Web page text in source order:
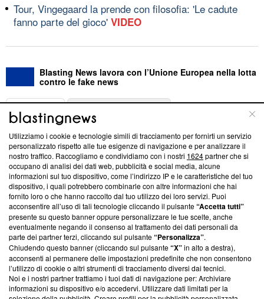
Tour, Vingegaard la prende con filosofia: 'Le cadute
fanno parte del gioco' VIDEO
Blasting News lavora con l’Unione Europea nella lotta
contro le fake news
ABOUT
Questa sezione offre informazioni trasparenti su Blasting
News, sui nostri processi editoriali e su come ci impegniamo a
creare news di qualità. Inoltre, afferma la nostra aderenza a
‘Trust Project - News with Integrity’Blasting News non è
ancora membro del programma, ma ha richiesto di farne
parte; Trust Project non ha ancora effettuato una verifica di
conformità agli standard.
Su di noi
Team editoriale
Corporate
Utilizziamo i cookie e tecnologie simili di tracciamento per fornirti un servizio
personalizzato rispetto alle tue esigenze di navigazione e per analizzare il
nostro traffico. Raccogliamo e condividiamo con i nostri 1624partner che si
occupano di analisi dei dati web, pubblicità e social media, alcune
informazioni sul tuo dispositivo, come l’indirizzo IP e le caratteristiche del tuo
dispositivo, i quali potrebbero combinarle con altre informazioni che hai
fornito loro o che hanno raccolto dal tuo utilizzo dei loro servizi. Puoi
acconsentire all’uso di tali tecnologie cliccando il pulsante“Accetta tutti”
presente su questo banner oppure personalizzare le tue scelte, anche
eventualmente negando il consenso al trattamento dei dati personali da
parte dei partner terzi, cliccando sul pulsante“Personalizza”.
Chiudendo questo banner (cliccando sul pulsante“X”in alto a destra),
acconsenti al permanere delle impostazioni predefinite che non consentono
l’utilizzo di cookie o altri strumenti di tracciamento diversi dai tecnici.
Noi e i nostri partner trattiamo i tuoi dati di navigazione per: Archiviare
informazioni su dispositivo e/o accedervi. Utilizzare dati limitati per la